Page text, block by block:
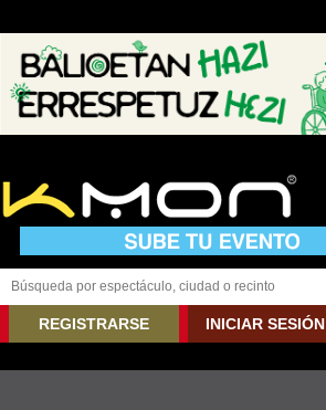
REGISTRARSE INICIAR SESIÓN